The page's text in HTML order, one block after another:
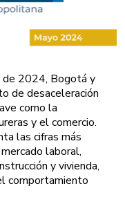
2024, Bogotá y
de desaceleración
como la
y el comercio.
las cifras más
laboral,
y vivienda,
comportamiento